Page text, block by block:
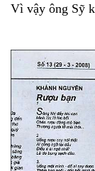
Vì vậy ông Sỹ